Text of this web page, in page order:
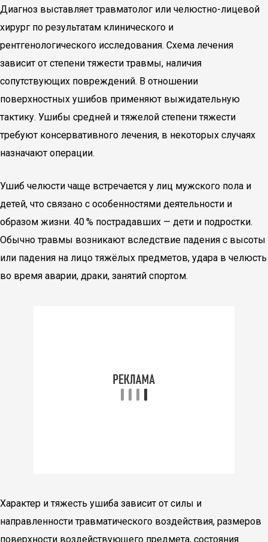
Диагноз выставляет травматолог или челюстно-лицевой
хирург по результатам клинического и
рентгенологического исследования. Схема лечения
зависит от степени тяжести травмы, наличия
сопутствующих повреждений. В отношении
поверхностных ушибов применяют выжидательную
тактику. Ушибы средней и тяжелой степени тяжести
требуют консервативного лечения, в некоторых случаях
назначают операции.
Ушиб челюсти чаще встречается у лиц мужского пола и
детей, что связано с особенностями деятельности и
образом жизни. 40 % пострадавших — дети и подростки.
Обычно травмы возникают вследствие падения с высоты
или падения на лицо тяжёлых предметов, удара в челюсть
во время аварии, драки, занятий спортом.
Характер и тяжесть ушиба зависит от силы и
направленности травматического воздействия, размеров
поверхности воздействующего предмета, состояния